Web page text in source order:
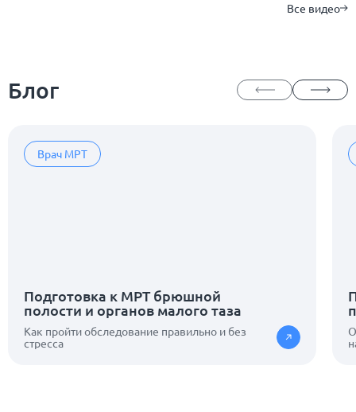
Все видео
Блог
Врач МРТ
Подготовка к МРТ брюшной
полости и органов малого таза
Как пройти обследование правильно и без
стресса